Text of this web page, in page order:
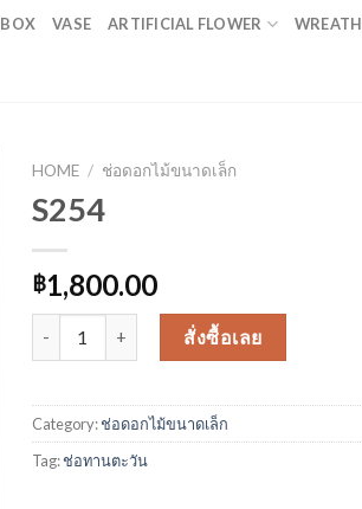
BOX VASE ARTIFICIAL FLOWER WREATH
HOME / ช่อดอกไม้ขนาดเล็ก
S254
฿1,800.00
S254 quantity สั่งซื้อเลย
Category:ช่อดอกไม้ขนาดเล็ก
Tag:ช่อทานตะวัน